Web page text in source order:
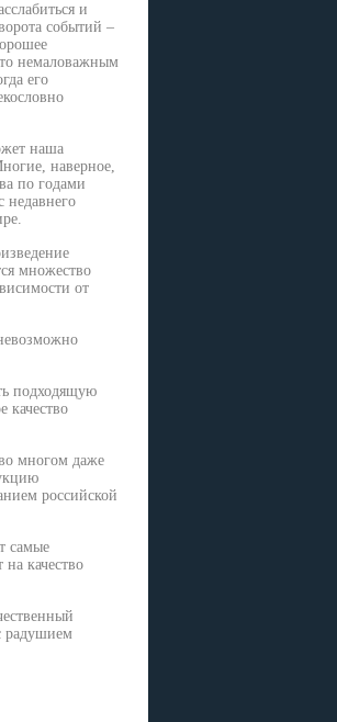
и
событий –
немаловажным
его
наша
наверное,
по годами
недавнего
множество
от
подходящую
качество
многом даже
российской
самые
качество
радушием